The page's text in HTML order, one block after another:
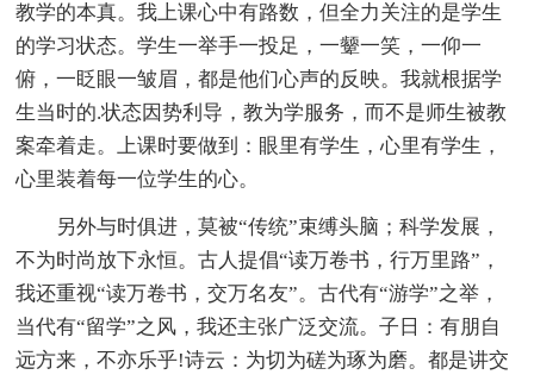
教学的本真。我上课心中有路数，但全力关注的是学生
的学习状态。学生一举手一投足，一颦一笑，一仰一
俯，一眨眼一皱眉，都是他们心声的反映。我就根据学
生当时的.状态因势利导，教为学服务，而不是师生被教
案牵着走。上课时要做到：眼里有学生，心里有学生，
心里装着每一位学生的心。
另外与时俱进，莫被“传统”束缚头脑；科学发展，
不为时尚放下永恒。古人提倡“读万卷书，行万里路”，
我还重视“读万卷书，交万名友”。古代有“游学”之举，
当代有“留学”之风，我还主张广泛交流。子日：有朋自
远方来，不亦乐乎!诗云：为切为磋为琢为磨。都是讲交